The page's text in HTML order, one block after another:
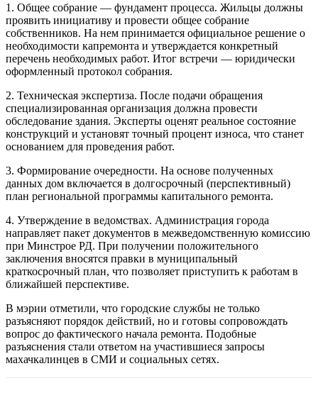
1. Общее собрание — фундамент процесса. Жильцы должны
проявить инициативу и провести общее собрание
собственников. На нем принимается официальное решение о
необходимости капремонта и утверждается конкретный
перечень необходимых работ. Итог встречи — юридически
оформленный протокол собрания.
2. Техническая экспертиза. После подачи обращения
специализированная организация должна провести
обследование здания. Эксперты оценят реальное состояние
конструкций и установят точный процент износа, что станет
основанием для проведения работ.
3. Формирование очередности. На основе полученных
данных дом включается в долгосрочный (перспективный)
план региональной программы капитального ремонта.
4. Утверждение в ведомствах. Администрация города
направляет пакет документов в межведомственную комиссию
при Минстрое РД. При получении положительного
заключения вносятся правки в муниципальный
краткосрочный план, что позволяет приступить к работам в
ближайшей перспективе.
В мэрии отметили, что городские службы не только
разъясняют порядок действий, но и готовы сопровождать
вопрос до фактического начала ремонта. Подобные
разъяснения стали ответом на участившиеся запросы
махачкалинцев в СМИ и социальных сетях.